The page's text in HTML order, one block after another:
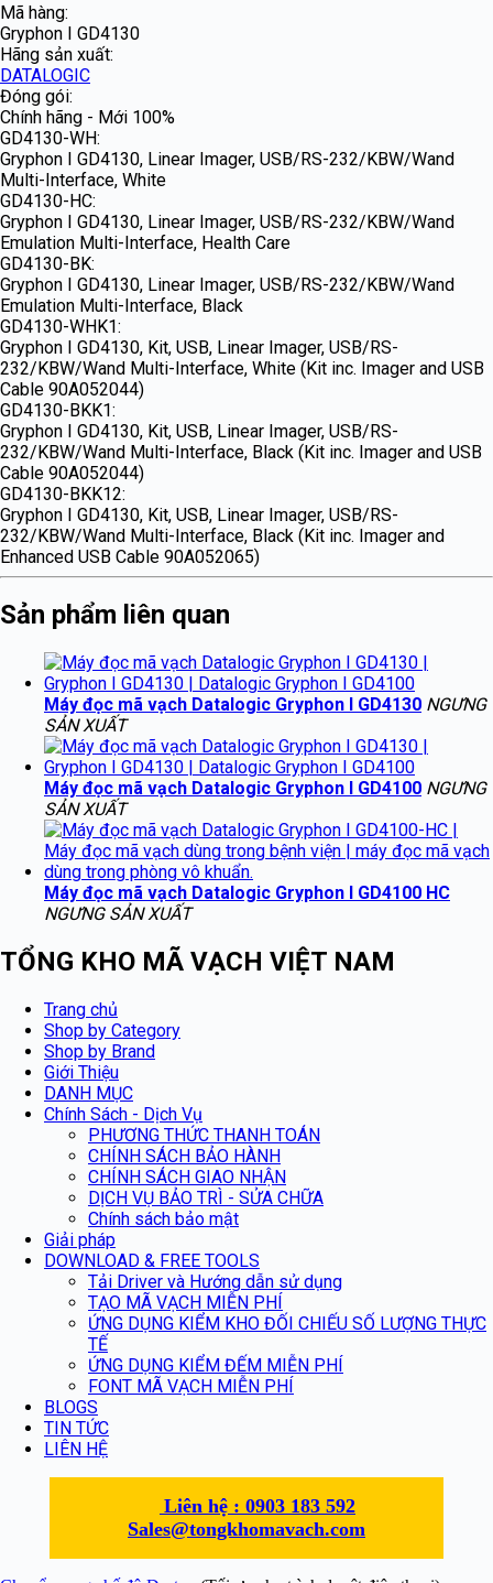
Mã hàng:
Gryphon I GD4130
Hãng sản xuất:
DATALOGIC
Đóng gói:
Chính hãng - Mới 100%
GD4130-WH:
Gryphon I GD4130, Linear Imager, USB/RS-232/KBW/Wand
Multi-Interface, White
GD4130-HC:
Gryphon I GD4130, Linear Imager, USB/RS-232/KBW/Wand
Emulation Multi-Interface, Health Care
GD4130-BK:
Gryphon I GD4130, Linear Imager, USB/RS-232/KBW/Wand
Emulation Multi-Interface, Black
GD4130-WHK1:
Gryphon I GD4130, Kit, USB, Linear Imager, USB/RS-
232/KBW/Wand Multi-Interface, White (Kit inc. Imager and USB
Cable 90A052044)
GD4130-BKK1:
Gryphon I GD4130, Kit, USB, Linear Imager, USB/RS-
232/KBW/Wand Multi-Interface, Black (Kit inc. Imager and USB
Cable 90A052044)
GD4130-BKK12:
Gryphon I GD4130, Kit, USB, Linear Imager, USB/RS-
232/KBW/Wand Multi-Interface, Black (Kit inc. Imager and
Enhanced USB Cable 90A052065)
Sản phẩm liên quan
Máy đọc mã vạch Datalogic Gryphon I GD4130 NGƯNG
SẢN XUẤT
Máy đọc mã vạch Datalogic Gryphon I GD4100 NGƯNG
SẢN XUẤT
Máy đọc mã vạch Datalogic Gryphon I GD4100 HC
NGƯNG SẢN XUẤT
TỔNG KHO MÃ VẠCH VIỆT NAM
Trang chủ
Shop by Category
Shop by Brand
Giới Thiệu
DANH MỤC
Chính Sách - Dịch Vụ
PHƯƠNG THỨC THANH TOÁN
CHÍNH SÁCH BẢO HÀNH
CHÍNH SÁCH GIAO NHẬN
DỊCH VỤ BẢO TRÌ - SỬA CHỮA
Chính sách bảo mật
Giải pháp
DOWNLOAD & FREE TOOLS
Tải Driver và Hướng dẫn sử dụng
TẠO MÃ VẠCH MIỄN PHÍ
ỨNG DỤNG KIỂM KHO ĐỐI CHIẾU SỐ LƯỢNG THỰC
TẾ
ỨNG DỤNG KIỂM ĐẾM MIỄN PHÍ
FONT MÃ VẠCH MIỄN PHÍ
BLOGS
TIN TỨC
LIÊN HỆ
Liên hệ : 0903 183 592
Sales@tongkhomavach.com